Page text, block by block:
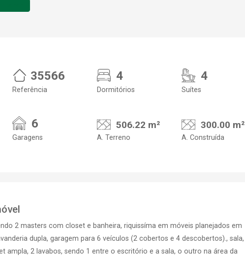
35566
Referência
4
Dormitórios
4
Suítes
6
Garagens
506.22 m²
A. Terreno
300.00 m²
A. Construída
2 masters com closet e banheira, riquissíma em móveis planejados em
dupla, garagem para 6 veículos (2 cobertos e 4 descobertos)., sala,
ampla, 2 lavabos, sendo 1 entre o escritório e a sala, o outro na área da